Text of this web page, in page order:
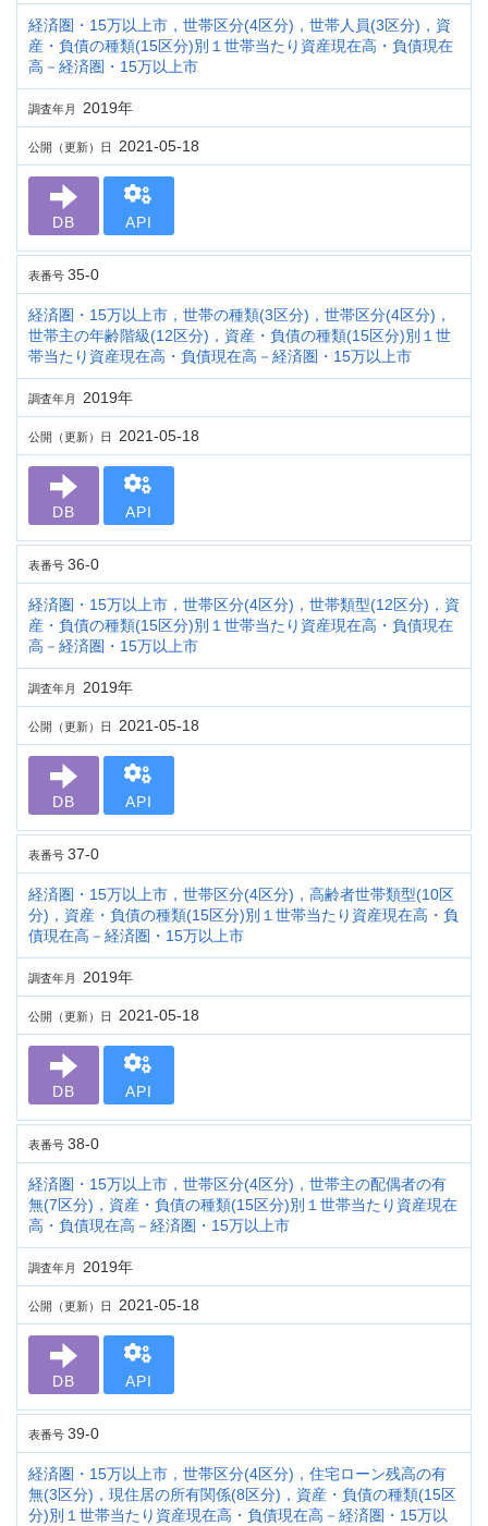
経済圏・15万以上市，世帯区分(4区分)，世帯人員(3区分)，資
産・負債の種類(15区分)別１世帯当たり資産現在高・負債現在
高－経済圏・15万以上市
調査年月 2019年
公開（更新）日 2021-05-18
DB API
表番号 35-0
経済圏・15万以上市，世帯の種類(3区分)，世帯区分(4区分)，
世帯主の年齢階級(12区分)，資産・負債の種類(15区分)別１世
帯当たり資産現在高・負債現在高－経済圏・15万以上市
調査年月 2019年
公開（更新）日 2021-05-18
DB API
表番号 36-0
経済圏・15万以上市，世帯区分(4区分)，世帯類型(12区分)，資
産・負債の種類(15区分)別１世帯当たり資産現在高・負債現在
高－経済圏・15万以上市
調査年月 2019年
公開（更新）日 2021-05-18
DB API
表番号 37-0
経済圏・15万以上市，世帯区分(4区分)，高齢者世帯類型(10区
分)，資産・負債の種類(15区分)別１世帯当たり資産現在高・負
債現在高－経済圏・15万以上市
調査年月 2019年
公開（更新）日 2021-05-18
DB API
表番号 38-0
経済圏・15万以上市，世帯区分(4区分)，世帯主の配偶者の有
無(7区分)，資産・負債の種類(15区分)別１世帯当たり資産現在
高・負債現在高－経済圏・15万以上市
調査年月 2019年
公開（更新）日 2021-05-18
DB API
表番号 39-0
経済圏・15万以上市，世帯区分(4区分)，住宅ローン残高の有
無(3区分)，現住居の所有関係(8区分)，資産・負債の種類(15区
分)別１世帯当たり資産現在高・負債現在高－経済圏・15万以